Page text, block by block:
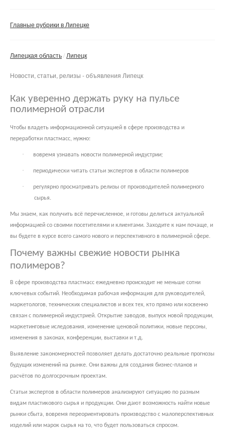
Главные рубрики в Липецке
Липецкая область Липецк
Новости, статьи, релизы - объявления Липецк
Как уверенно держать руку на пульсе
полимерной отрасли
Чтобы владеть информационной ситуацией в сфере производства и
переработки пластмасс, нужно:
· вовремя узнавать новости полимерной индустрии;
· периодически читать статьи экспертов в области полимеров
·
регулярно просматривать релизы от производителей полимерного
сырья.
Мы знаем, как получить всё перечисленное, и готовы делиться актуальной
информацией со своими посетителями и клиентами. Заходите к нам почаще, и
вы будете в курсе всего самого нового и перспективного в полимерной сфере.
Почему важны свежие новости рынка
полимеров?
В сфере производства пластмасс ежедневно происходит не меньше сотни
ключевых событий. Необходимая рабочая информация для руководителей,
маркетологов, технических специалистов и всех тех, кто прямо или косвенно
связан с полимерной индустрией. Открытие заводов, выпуск новой продукции,
маркетинговые иследования, изменение ценовой политики, новые персоны,
изменения в законах, конференции, выставки и т.д.
Выявление закономерностей позволяет делать достаточно реальные прогнозы
будущих изменений на рынке. Они важны для создания бизнес-планов и
расчётов по долгосрочным проектам.
Статьи экспертов в области полимеров анализируют ситуацию по разным
видам пластикового сырья и продукции. Они дают возможность найти новые
рынки сбыта, вовремя переориентировать производство с малоперспективных
изделий или марок сырья на то, что будет пользоваться спросом.